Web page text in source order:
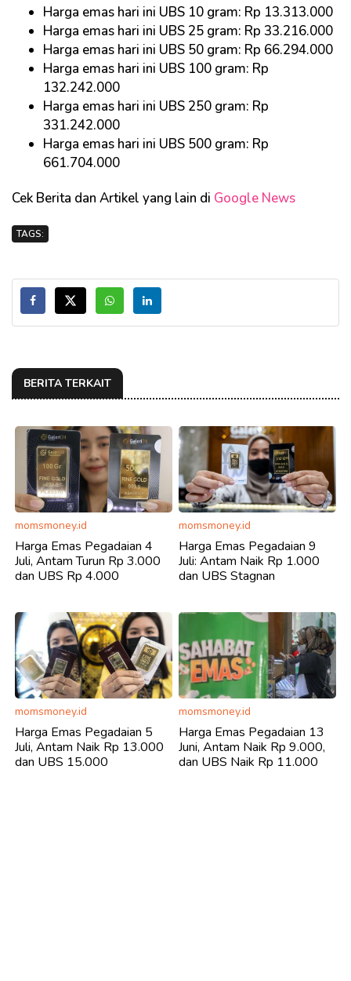
Harga emas hari ini UBS 10 gram: Rp 13.313.000
Harga emas hari ini UBS 25 gram: Rp 33.216.000
Harga emas hari ini UBS 50 gram: Rp 66.294.000
Harga emas hari ini UBS 100 gram: Rp
132.242.000
Harga emas hari ini UBS 250 gram: Rp
331.242.000
Harga emas hari ini UBS 500 gram: Rp
661.704.000
Cek Berita dan Artikel yang lain di Google News
TAGS:
BERITA TERKAIT
momsmoney.id
Harga Emas Pegadaian 4
Juli, Antam Turun Rp 3.000
dan UBS Rp 4.000
momsmoney.id
Harga Emas Pegadaian 9
Juli: Antam Naik Rp 1.000
dan UBS Stagnan
momsmoney.id
Harga Emas Pegadaian 5
Juli, Antam Naik Rp 13.000
dan UBS 15.000
momsmoney.id
Harga Emas Pegadaian 13
Juni, Antam Naik Rp 9.000,
dan UBS Naik Rp 11.000